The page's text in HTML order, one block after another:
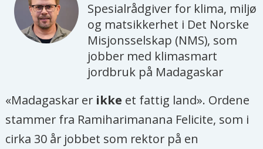
Spesialrådgiver for klima, miljø
og matsikkerhet i Det Norske
Misjonsselskap (NMS), som
jobber med klimasmart
jordbruk på Madagaskar
«Madagaskar er ikke et fattig land». Ordene
stammer fra Ramiharimanana Felicite, som i
cirka 30 år jobbet som rektor på en